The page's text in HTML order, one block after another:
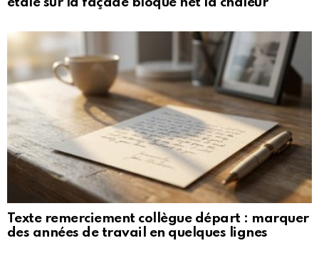
Texte remerciement collègue départ : marquer
des années de travail en quelques lignes